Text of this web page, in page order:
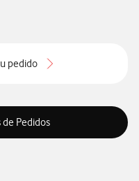
pedido
Pedidos